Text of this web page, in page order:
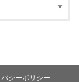
バシーポリシー